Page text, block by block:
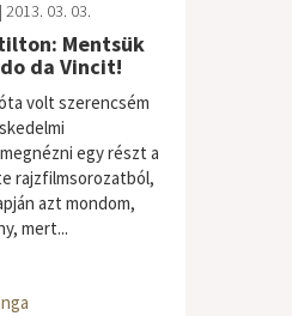
| 2013. 03. 03.
Mentsük
da Vincit!
volt szerencsém
egy részt a
rajzfilmsorozatból,
azt mondom,
mert...